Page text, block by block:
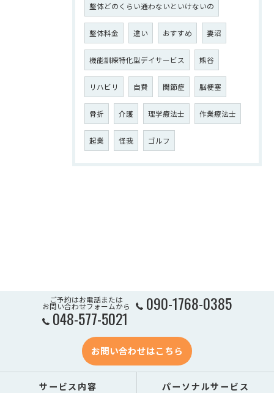
整体どのくらい通わないといけないの
整体料金 違い おすすめ 妻沼
機能訓練特化型デイサービス 熊谷
リハビリ 自費 関節症 脳梗塞
骨折 介護 理学療法士 作業療法士
起業 怪我 ゴルフ
ご予約はお電話または
お問い合わせフォームから
048-577-5021
090-1768-0385
お問い合わせはこちら
サービス内容 パーソナルサービス